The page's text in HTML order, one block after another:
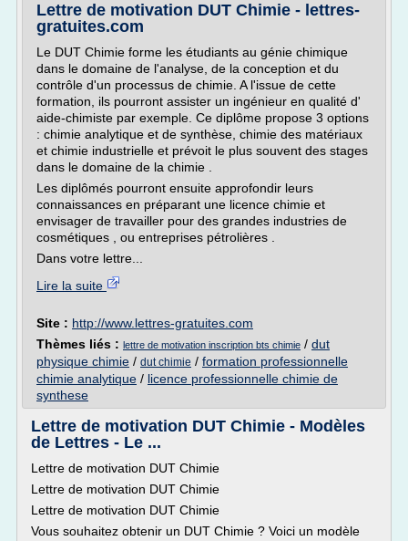
Lettre de motivation DUT Chimie - lettres-
gratuites.com
Le DUT Chimie forme les étudiants au génie chimique
dans le domaine de l'analyse, de la conception et du
contrôle d'un processus de chimie. A l'issue de cette
formation, ils pourront assister un ingénieur en qualité d'
aide-chimiste par exemple. Ce diplôme propose 3 options
: chimie analytique et de synthèse, chimie des matériaux
et chimie industrielle et prévoit le plus souvent des stages
dans le domaine de la chimie .
Les diplômés pourront ensuite approfondir leurs
connaissances en préparant une licence chimie et
envisager de travailler pour des grandes industries de
cosmétiques , ou entreprises pétrolières .
Dans votre lettre...
Lire la suite
Site : http://www.lettres-gratuites.com
Thèmes liés : lettre de motivation inscription bts chimie / dut
physique chimie / dut chimie / formation professionnelle
chimie analytique / licence professionnelle chimie de
synthese
Lettre de motivation DUT Chimie - Modèles
de Lettres - Le ...
Lettre de motivation DUT Chimie
Lettre de motivation DUT Chimie
Lettre de motivation DUT Chimie
Vous souhaitez obtenir un DUT Chimie ? Voici un modèle